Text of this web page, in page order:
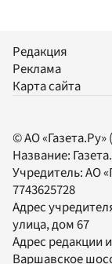
Редакция
Реклама
Карта сайта
© АО «Газета.Ру»
Название:
Учредитель:АО
7743625728
Адрес
улица, дом 67
Адрес редакции
Варшавское